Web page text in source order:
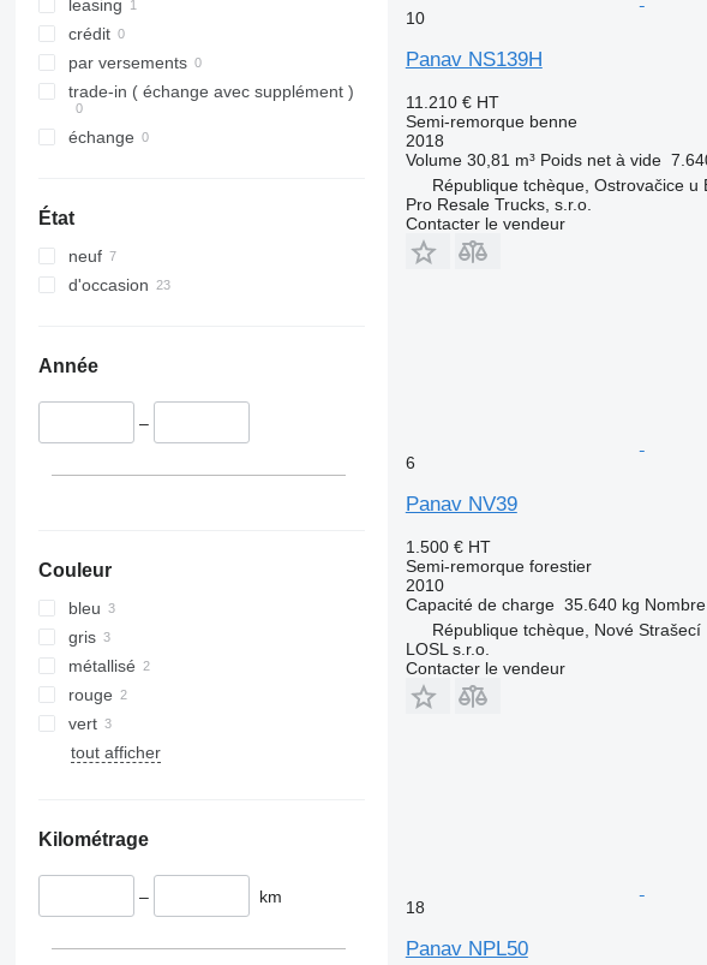
leasing
crédit
par versements
trade-in ( échange avec supplément )
échange
État
neuf
d'occasion
Année
–
Couleur
bleu
gris
métallisé
rouge
vert
tout afficher
Kilométrage
– km
10
Panav NS139H
11.210 € HT
Semi-remorque benne
2018
Volume 30,81 m³ Poids net à vide
République tchèque, Ostrovačice u
Pro Resale Trucks, s.r.o.
Contacter le vendeur
6
Panav NV39
1.500 € HT
Semi-remorque forestier
2010
Capacité de charge 35.640 kg
République tchèque, Nové Strašecí
LOSL s.r.o.
Contacter le vendeur
18
Panav NPL50